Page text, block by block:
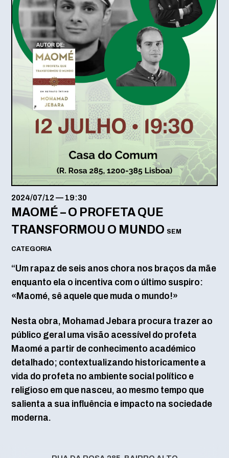
2024/07/12 — 19:30
MAOMÉ – O PROFETA QUE
TRANSFORMOU O MUNDO SEM
CATEGORIA
“Um rapaz de seis anos chora nos braços da mãe
enquanto ela o incentiva com o último suspiro:
«Maomé, sê aquele que muda o mundo!»
Nesta obra, Mohamad Jebara procura trazer ao
público geral uma visão acessível do profeta
Maomé a partir de conhecimento académico
detalhado; contextualizando historicamente a
vida do profeta no ambiente social político e
religioso em que nasceu, ao mesmo tempo que
salienta a sua influência e impacto na sociedade
moderna.